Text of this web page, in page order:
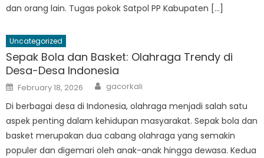
dan orang lain. Tugas pokok Satpol PP Kabupaten […]
Uncategorized
Sepak Bola dan Basket: Olahraga Trendy di
Desa-Desa Indonesia
Posted
on
February 18, 2026 Author
gacorkali
Di berbagai desa di Indonesia, olahraga menjadi salah satu
aspek penting dalam kehidupan masyarakat. Sepak bola dan
basket merupakan dua cabang olahraga yang semakin
populer dan digemari oleh anak-anak hingga dewasa. Kedua